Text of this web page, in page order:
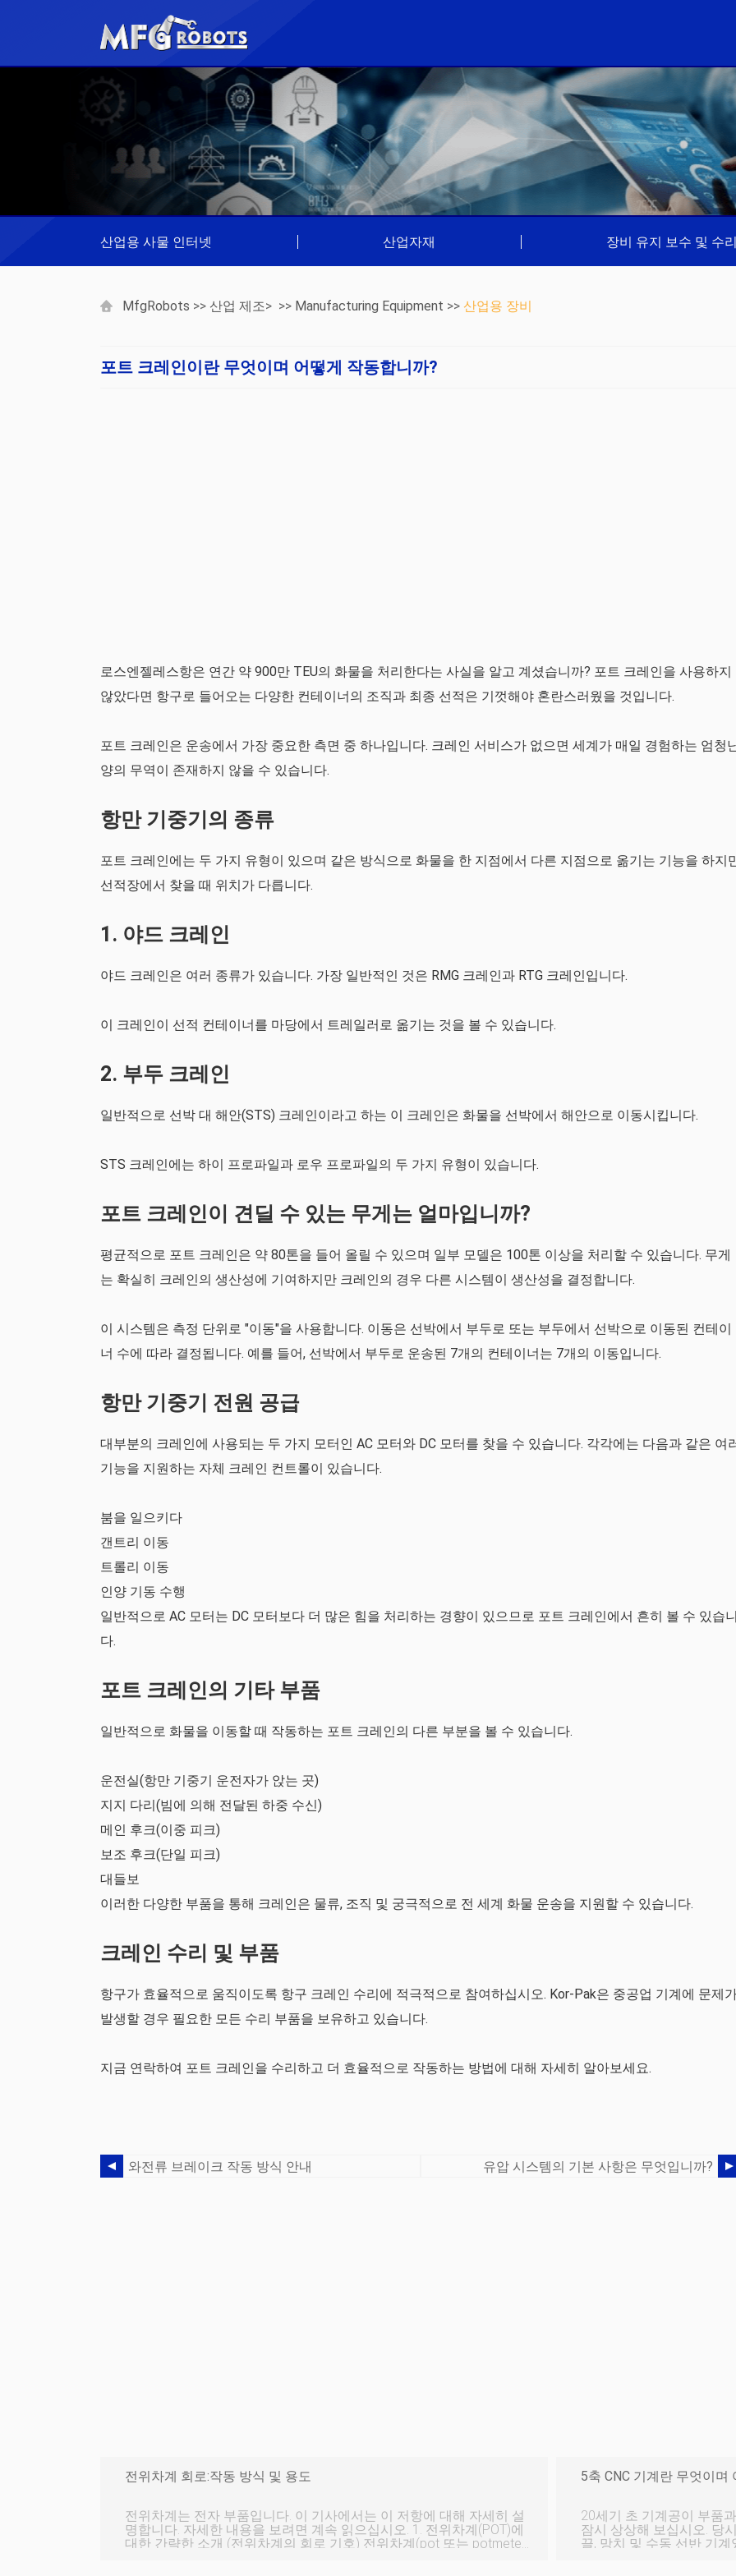
산업용 사물 인터넷 산업자재 장비 유지 보수 및 수
MfgRobots >> 산업 제조> >> Manufacturing Equipment >> 산업용 장비
포트 크레인이란 무엇이며 어떻게 작동합니까?
로스엔젤레스항은 연간 약 900만 TEU의 화물을 처리한다는 사실을 알고 계셨습니까? 포트 크레인을 사용하지
않았다면 항구로 들어오는 다양한 컨테이너의 조직과 최종 선적은 기껏해야 혼란스러웠을 것입니다.
포트 크레인은 운송에서 가장 중요한 측면 중 하나입니다. 크레인 서비스가 없으면 세계가 매일 경험하는 엄청
양의 무역이 존재하지 않을 수 있습니다.
항만 기중기의 종류
포트 크레인에는 두 가지 유형이 있으며 같은 방식으로 화물을 한 지점에서 다른 지점으로 옮기는 기능을 하지
선적장에서 찾을 때 위치가 다릅니다.
1. 야드 크레인
야드 크레인은 여러 종류가 있습니다. 가장 일반적인 것은 RMG 크레인과 RTG 크레인입니다.
이 크레인이 선적 컨테이너를 마당에서 트레일러로 옮기는 것을 볼 수 있습니다.
2. 부두 크레인
일반적으로 선박 대 해안(STS) 크레인이라고 하는 이 크레인은 화물을 선박에서 해안으로 이동시킵니다.
STS 크레인에는 하이 프로파일과 로우 프로파일의 두 가지 유형이 있습니다.
포트 크레인이 견딜 수 있는 무게는 얼마입니까?
평균적으로 포트 크레인은 약 80톤을 들어 올릴 수 있으며 일부 모델은 100톤 이상을 처리할 수 있습니다. 무게
는 확실히 크레인의 생산성에 기여하지만 크레인의 경우 다른 시스템이 생산성을 결정합니다.
이 시스템은 측정 단위로 "이동"을 사용합니다. 이동은 선박에서 부두로 또는 부두에서 선박으로 이동된 컨테이
너 수에 따라 결정됩니다. 예를 들어, 선박에서 부두로 운송된 7개의 컨테이너는 7개의 이동입니다.
항만 기중기 전원 공급
대부분의 크레인에 사용되는 두 가지 모터인 AC 모터와 DC 모터를 찾을 수 있습니다. 각각에는 다음과 같은 여
기능을 지원하는 자체 크레인 컨트롤이 있습니다.
붐을 일으키다
갠트리 이동
트롤리 이동
인양 기동 수행
일반적으로 AC 모터는 DC 모터보다 더 많은 힘을 처리하는 경향이 있으므로 포트 크레인에서 흔히 볼 수 있습
다.
포트 크레인의 기타 부품
일반적으로 화물을 이동할 때 작동하는 포트 크레인의 다른 부분을 볼 수 있습니다.
운전실(항만 기중기 운전자가 앉는 곳)
지지 다리(빔에 의해 전달된 하중 수신)
메인 후크(이중 피크)
보조 후크(단일 피크)
대들보
이러한 다양한 부품을 통해 크레인은 물류, 조직 및 궁극적으로 전 세계 화물 운송을 지원할 수 있습니다.
크레인 수리 및 부품
항구가 효율적으로 움직이도록 항구 크레인 수리에 적극적으로 참여하십시오. Kor-Pak은 중공업 기계에 문제
발생할 경우 필요한 모든 수리 부품을 보유하고 있습니다.
지금 연락하여 포트 크레인을 수리하고 더 효율적으로 작동하는 방법에 대해 자세히 알아보세요.
와전류 브레이크 작동 방식 안내 유압 시스템의 기본 사항은 무엇입니까?
전위차계 회로:작동 방식 및 용도
전위차계는 전자 부품입니다. 이 기사에서는 이 저항에 대해 자세히 설
명합니다. 자세한 내용을 보려면 계속 읽으십시오. 1. 전위차계(POT)에
대한 간략한 소개 (전위차계의 회로 기호) 전위차계(pot 또는 potmeter
5축 CNC 기계란 무엇이며
20세기 초 기계공이 부품
잠시 상상해 보십시오. 당
끌, 망치 및 수동 선반 기